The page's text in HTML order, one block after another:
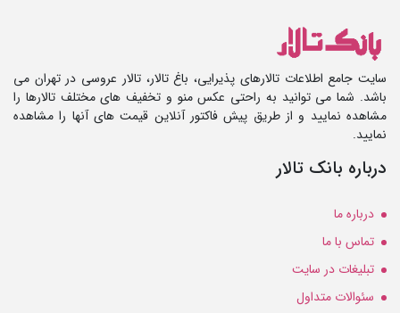
سایت جامع اطلاعات تالارهای پذیرایی، باغ تالار، تالار عروسی در تهران می
باشد. شما می توانید به راحتی عکس منو و تخفیف های مختلف تالارها را
مشاهده نمایید و از طریق پیش فاکتور آنلاین قیمت های آنها را مشاهده
نمایید.
درباره بانک تالار
درباره ما
تماس با ما
تبلیغات در سایت
سئوالات متداول